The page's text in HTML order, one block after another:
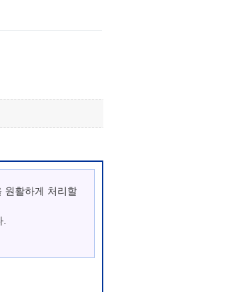
원활하게 처리할